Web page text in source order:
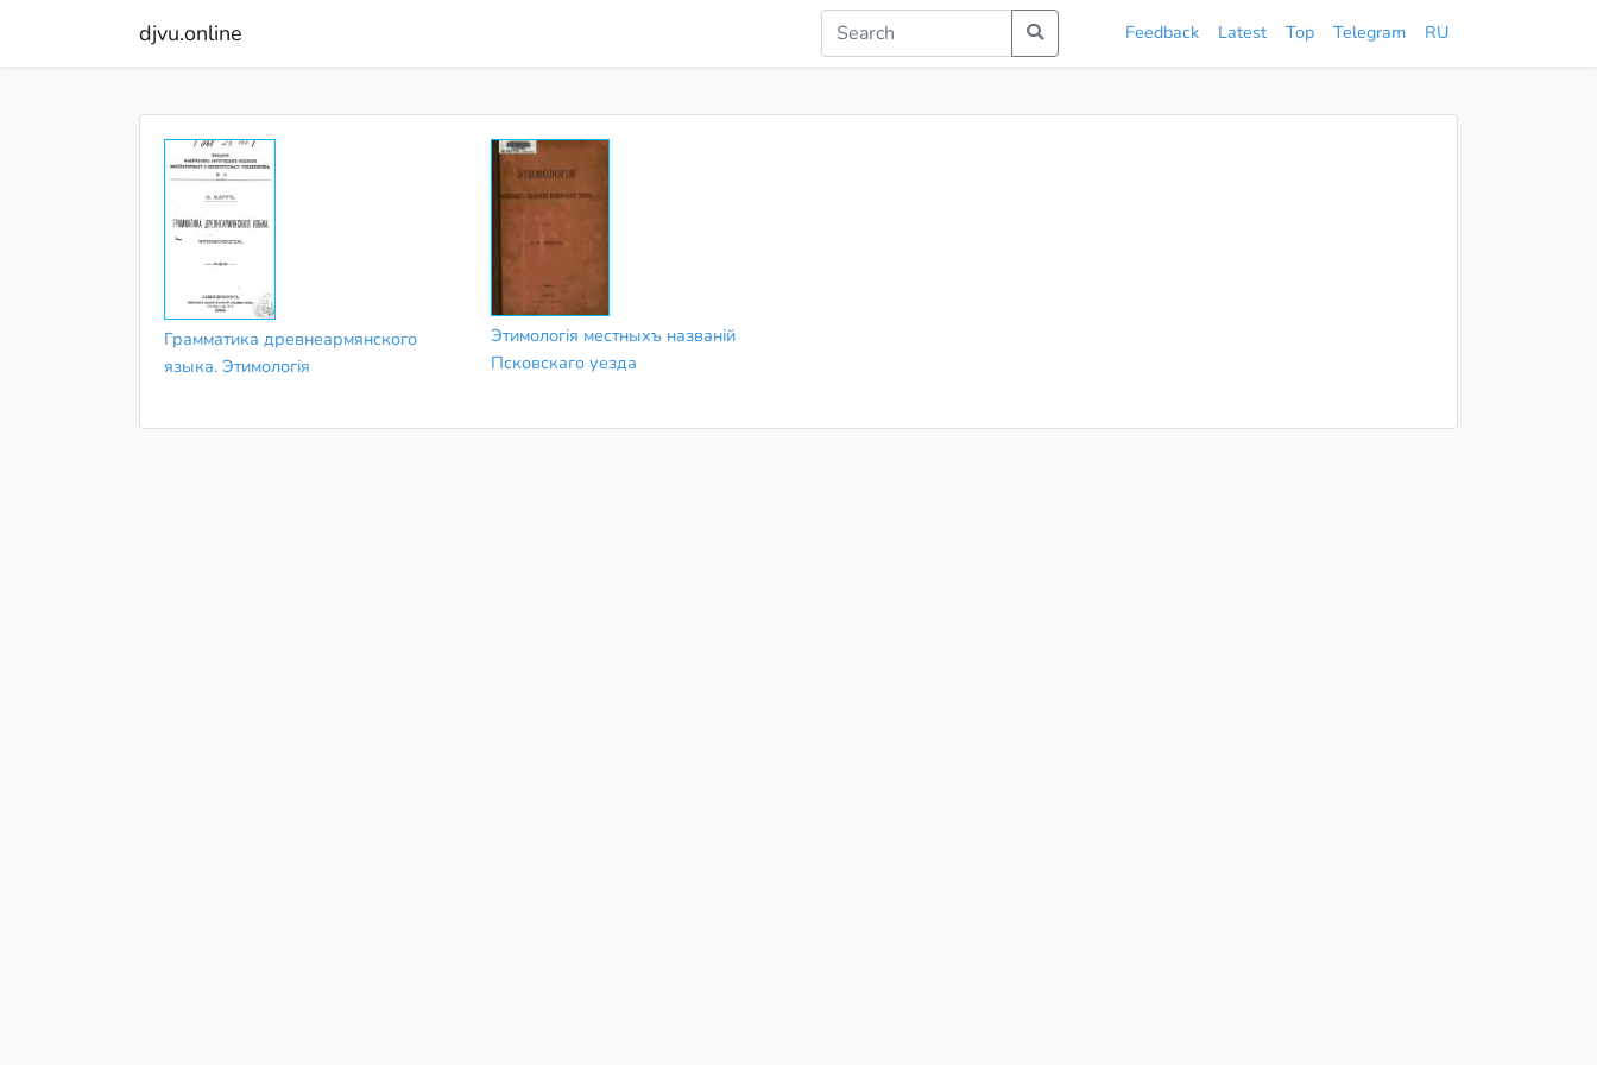
djvu.online Feedback Latest Top Telegram RU
Грамматика древнеармянского
языка. Этимологія
Этимологія местныхъ названій
Псковскаго уезда